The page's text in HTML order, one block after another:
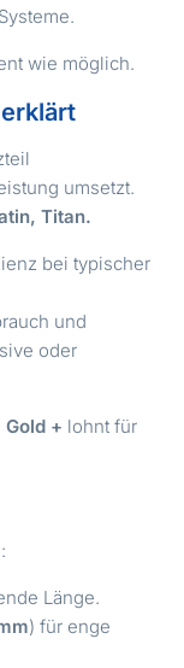
wie möglich.
umsetzt.
Titan.
bei typischer
und
oder
Gold + lohnt für
Länge.
) für enge